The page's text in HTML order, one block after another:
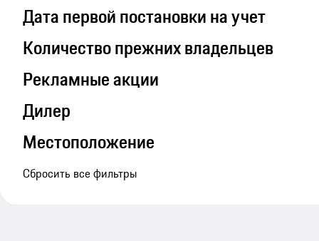
Дата первой постановки на учет
Количество прежних владельцев
Рекламные акции
Дилер
Местоположение
Сбросить все фильтры